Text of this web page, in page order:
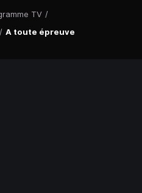
TV /
/ A toute épreuve